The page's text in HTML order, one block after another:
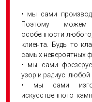
• мы сами
Поэтому можем
особенности
клиента. Будь то
самых невероятных
• мы сами
узор и радиус любой
• мы сами
искусственного